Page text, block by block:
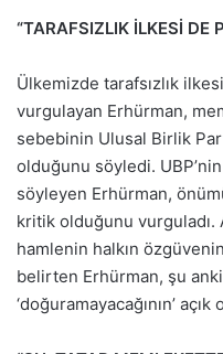
“TARAFSIZLIK İLKESİ DE
Ülkemizde tarafsızlık
vurgulayan Erhürman,
sebebinin Ulusal Birlik
olduğunu söyledi.
söyleyen Erhürman,
kritik olduğunu vurguladı.
hamlenin halkın
belirten Erhürman, şu
‘doğuramayacağının’